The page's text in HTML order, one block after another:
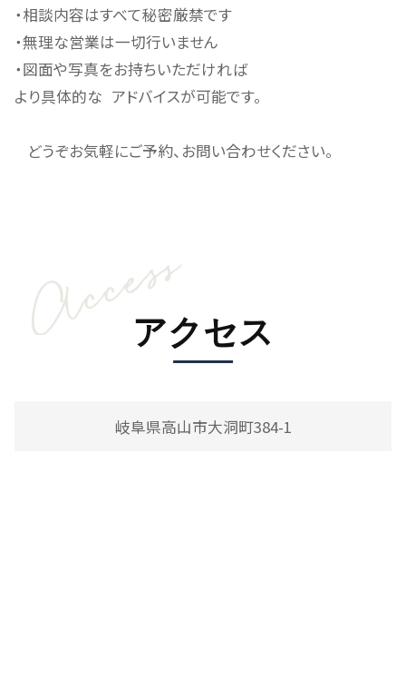
・相談内容はすべて秘密厳禁です
・無理な営業は一切行いません
・図面や写真をお持ちいただければ
より具体的な アドバイスが可能です。
どうぞお気軽にご予約、お問い合わせください。
アクセス
岐阜県高山市大洞町384-1